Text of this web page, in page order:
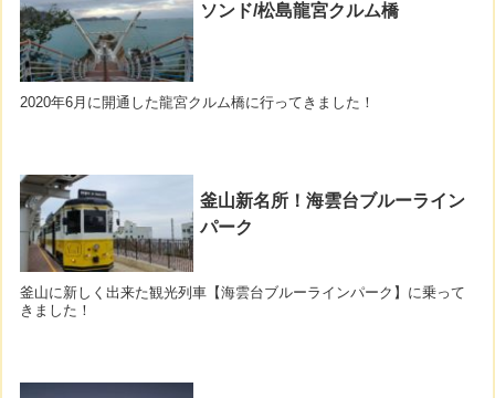
ソンド/松島龍宮クルム橋
2020年6月に開通した龍宮クルム橋に行ってきました！
釜山新名所！海雲台ブルーライン
パーク
釜山に新しく出来た観光列車【海雲台ブルーラインパーク】に乗って
きました！